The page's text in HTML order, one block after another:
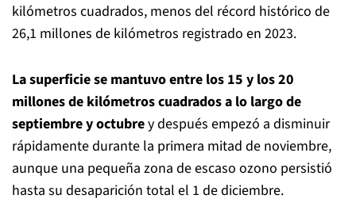
kilómetros cuadrados, menos del récord histórico de
26,1 millones de kilómetros registrado en 2023.
La superficie se mantuvo entre los 15 y los 20
millones de kilómetros cuadrados a lo largo de
septiembre y octubrey después empezó a disminuir
rápidamente durante la primera mitad de noviembre,
aunque una pequeña zona de escaso ozono persistió
hasta su desaparición total el 1 de diciembre.